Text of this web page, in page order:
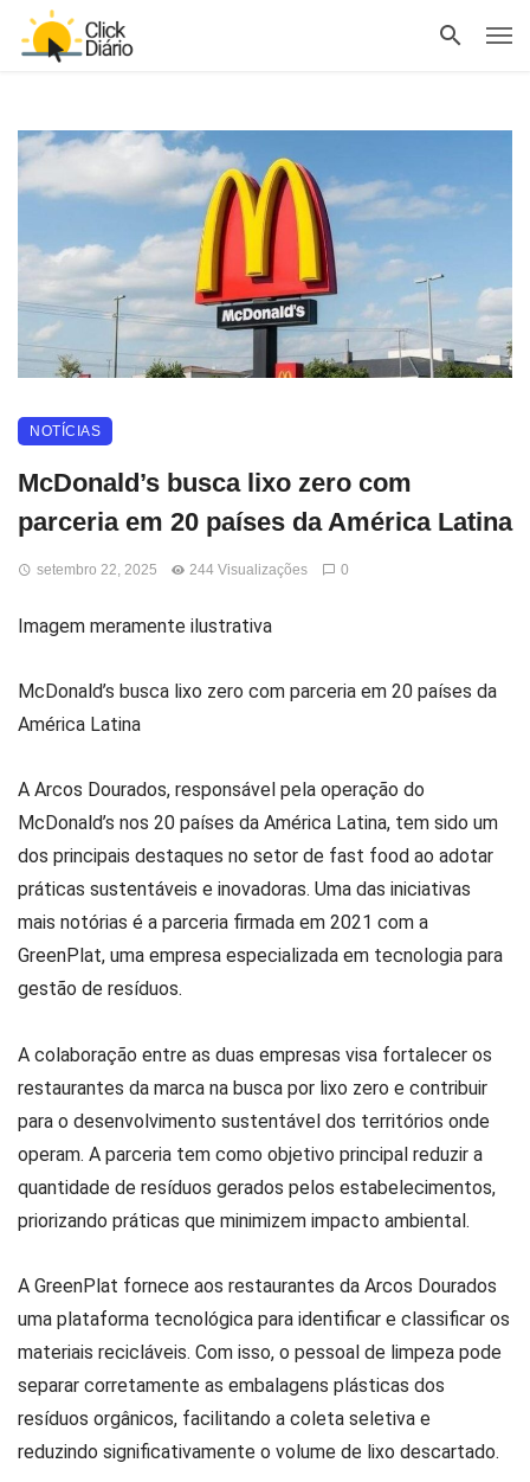
NOTÍCIAS
McDonald’s busca lixo zero com
parceria em 20 países da América Latina
setembro 22, 2025 244 Visualizações 0
Imagem meramente ilustrativa
McDonald’s busca lixo zero com parceria em 20 países da
América Latina
A Arcos Dourados, responsável pela operação do
McDonald’s nos 20 países da América Latina, tem sido um
dos principais destaques no setor de fast food ao adotar
práticas sustentáveis e inovadoras. Uma das iniciativas
mais notórias é a parceria firmada em 2021 com a
GreenPlat, uma empresa especializada em tecnologia para
gestão de resíduos.
A colaboração entre as duas empresas visa fortalecer os
restaurantes da marca na busca por lixo zero e contribuir
para o desenvolvimento sustentável dos territórios onde
operam. A parceria tem como objetivo principal reduzir a
quantidade de resíduos gerados pelos estabelecimentos,
priorizando práticas que minimizem impacto ambiental.
A GreenPlat fornece aos restaurantes da Arcos Dourados
uma plataforma tecnológica para identificar e classificar os
materiais recicláveis. Com isso, o pessoal de limpeza pode
separar corretamente as embalagens plásticas dos
resíduos orgânicos, facilitando a coleta seletiva e
reduzindo significativamente o volume de lixo descartado.